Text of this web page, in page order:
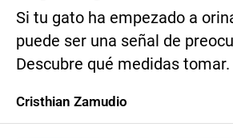
Si tu gato ha empezado a
puede ser una señal de
Descubre qué medidas tomar.
Cristhian Zamudio